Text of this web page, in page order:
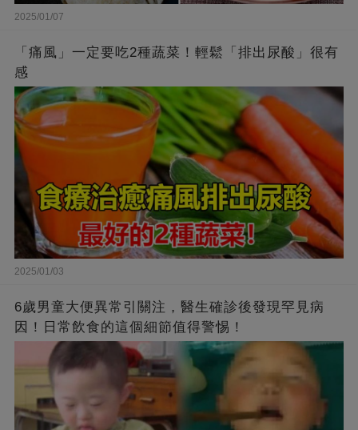
2025/01/07
「痛風」一定要吃2種蔬菜！輕鬆「排出尿酸」很有
感
2025/01/03
6歲男童大便異常引關注，醫生確診後發現罕見病
因！日常飲食的這個細節值得警惕！